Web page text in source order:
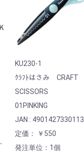
KU230-1
ｸﾗﾌﾄはさみ CRAFT
SCISSORS
01PINKING
JAN : 4901427330113
定価： ￥550
発注単位：1個